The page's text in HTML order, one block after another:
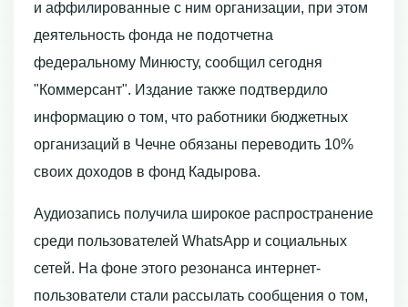
и аффилированные с ним организации, при этом
деятельность фонда не подотчетна
федеральному Минюсту, сообщил сегодня
"Коммерсант". Издание также подтвердило
информацию о том, что работники бюджетных
организаций в Чечне обязаны переводить 10%
своих доходов в фонд Кадырова.
Аудиозапись получила широкое распространение
среди пользователей WhatsApp и социальных
сетей. На фоне этого резонанса интернет-
пользователи стали рассылать сообщения о том,